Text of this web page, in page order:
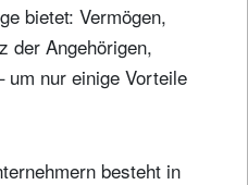
bietet: Vermögen,
der Angehörigen,
um nur einige Vorteile
besteht in